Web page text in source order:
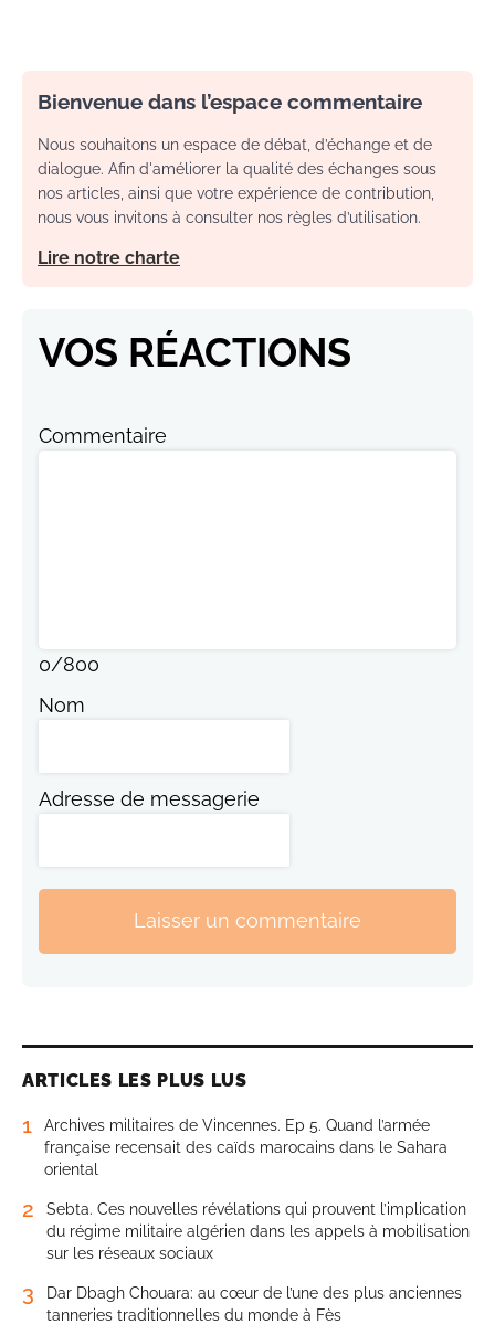
Bienvenue dans l’espace commentaire
Nous souhaitons un espace de débat, d’échange et de
dialogue. Afin d'améliorer la qualité des échanges sous
nos articles, ainsi que votre expérience de contribution,
nous vous invitons à consulter nos règles d’utilisation.
Lire notre charte
VOS RÉACTIONS
Commentaire
0/800
Nom
Adresse de messagerie
Laisser un commentaire
ARTICLES LES PLUS LUS
1
Archives militaires de Vincennes. Ep 5. Quand l’armée
française recensait des caïds marocains dans le Sahara
oriental
2
Sebta. Ces nouvelles révélations qui prouvent l’implication
du régime militaire algérien dans les appels à mobilisation
sur les réseaux sociaux
3
Dar Dbagh Chouara: au cœur de l’une des plus anciennes
tanneries traditionnelles du monde à Fès